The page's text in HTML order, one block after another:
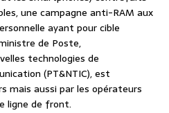
une campagne anti-RAM aux
ayant pour cible
de Poste,
technologies de
(PT&NTIC), est
mais aussi par les opérateurs
ligne de front.